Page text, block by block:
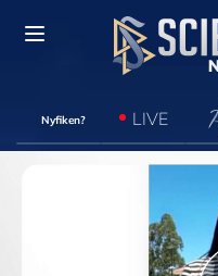
Nyfiken? LIVE